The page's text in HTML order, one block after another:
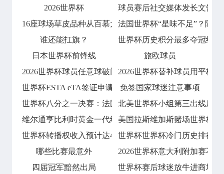
2026世界杯
球员赛后社交媒体发长文告别
16座球场草皮品种从百慕大到黑麦草的过渡
法国世界杯“星味不足”？除姆
谁还能扛旗？
世界杯历史积分最多夺冠纪录
日本世界杯前锋线
旅欧球员
2026世界杯球员任意球破门会否技惊四座2026世界杯替补球员用平板
世界杯ESTA eTA签证申请指南免签国家球迷注意事项
世界杯八分之一决赛：法国2比0淘汰波兰北美世界杯小组第三出线后
维尔通亨比利时黄金一代终章美国拉斯维加斯赌场世界杯
世界杯转播权收入预计达42 世界杯世界杯冷门历史排行榜
哪些比赛最意外
2026世界杯意大利附加赛不敌
四届冠军黯然出局
世界杯赛后球迷放牛进商场